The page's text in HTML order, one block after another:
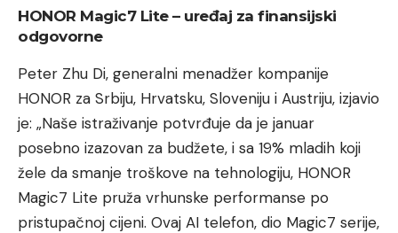
HONOR Magic7 Lite – uređaj za finansijski
odgovorne
Peter Zhu Di, generalni menadžer kompanije
HONOR za Srbiju, Hrvatsku, Sloveniju i Austriju, izjavio
je: „Naše istraživanje potvrđuje da je januar
posebno izazovan za budžete, i sa 19% mladih koji
žele da smanje troškove na tehnologiju, HONOR
Magic7 Lite pruža vrhunske performanse po
pristupačnoj cijeni. Ovaj AI telefon, dio Magic7 serije,